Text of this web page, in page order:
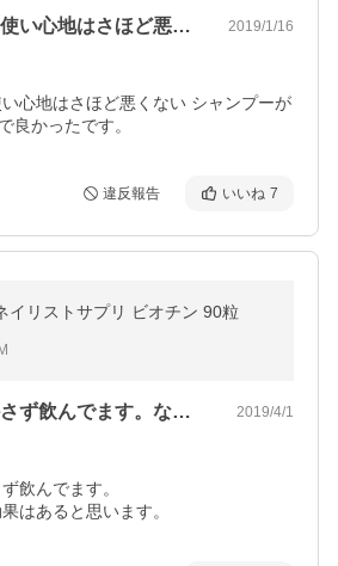
香りが苦手でした使い心地はさほど悪くな… 2019/1/16
心地はさほど悪くない シャンプーが
良かったです。
違反報告 いいね 7
イリストサプリ ビオチン 90粒
爪が弱いので欠かさず飲んでます。なんと… 2019/4/1
飲んでます。
はあると思います。